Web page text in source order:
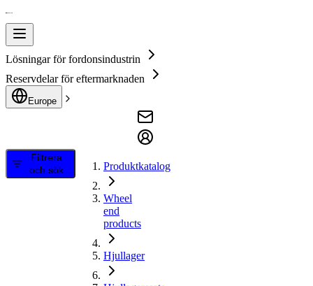
Lösningar för fordonsindustrin
Reservdelar för eftermarknaden
Europe
Filtrera
och sök
Produktkatalog
Wheel
end
products
Hjullager